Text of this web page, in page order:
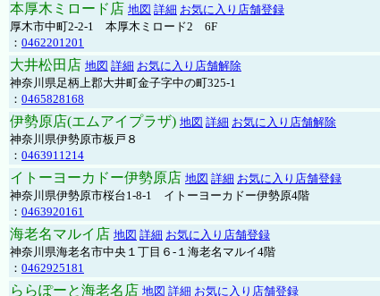
本厚木ミロード店 地図 詳細 お気に入り店舗登録
厚木市中町2-2-1 本厚木ミロード2 6F
： 0462201201
大井松田店 地図 詳細 お気に入り店舗解除
神奈川県足柄上郡大井町金子字中の町325-1
： 0465828168
伊勢原店(エムアイプラザ) 地図 詳細 お気に入り店舗解除
神奈川県伊勢原市板戸８
： 0463911214
イトーヨーカドー伊勢原店 地図 詳細 お気に入り店舗登録
神奈川県伊勢原市桜台1-8-1 イトーヨーカドー伊勢原4階
： 0463920161
海老名マルイ店 地図 詳細 お気に入り店舗登録
神奈川県海老名市中央１丁目６-１海老名マルイ4階
： 0462925181
ららぽーと海老名店 地図 詳細 お気に入り店舗登録